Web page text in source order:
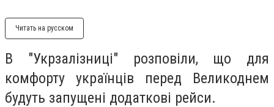
Читать на русском
В "Укрзалізниці" розповіли, що для
комфорту українців перед Великоднем
будуть запущені додаткові рейси.